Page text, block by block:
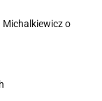
Michalkiewicz o